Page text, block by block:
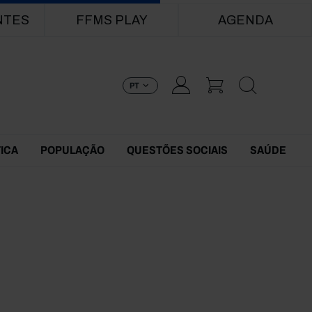
FFMS PLAY AGENDA
PT
POPULAÇÃO QUESTÕES SOCIAIS SAÚDE